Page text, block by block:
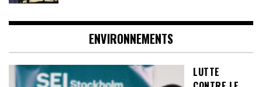
ENVIRONNEMENTS
LUTTE